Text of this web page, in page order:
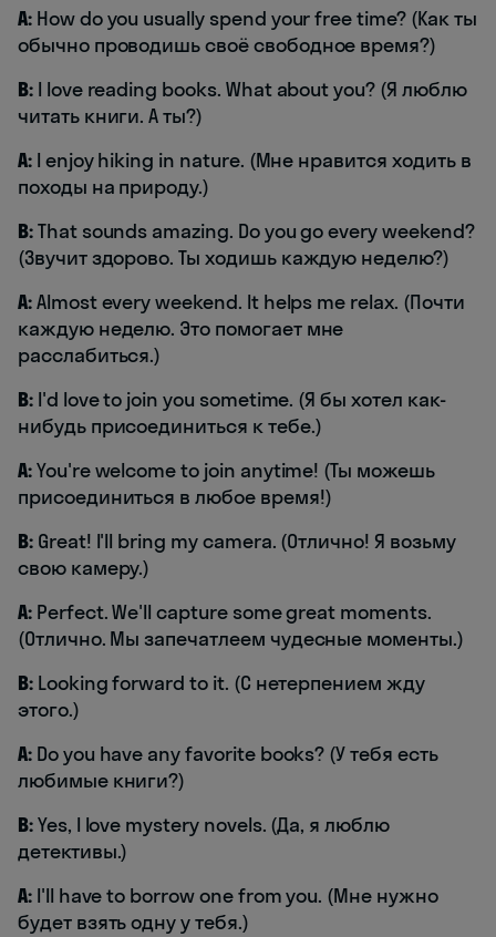
A:How do you usually spend your free time? (Как ты
обычно проводишь своё свободное время?)
B:I love reading books. What about you? (Я люблю
читать книги. А ты?)
A:I enjoy hiking in nature. (Мне нравится ходить в
походы на природу.)
B:That sounds amazing. Do you go every weekend?
(Звучит здорово. Ты ходишь каждую неделю?)
A:Almost every weekend. It helps me relax. (Почти
каждую неделю. Это помогает мне
расслабиться.)
B:I'd love to join you sometime. (Я бы хотел как-
нибудь присоединиться к тебе.)
A:You're welcome to join anytime! (Ты можешь
присоединиться в любое время!)
B:Great! I'll bring my camera. (Отлично! Я возьму
свою камеру.)
A:Perfect. We'll capture some great moments.
(Отлично. Мы запечатлеем чудесные моменты.)
B:Looking forward to it. (С нетерпением жду
этого.)
A:Do you have any favorite books? (У тебя есть
любимые книги?)
B:Yes, I love mystery novels. (Да, я люблю
детективы.)
A:I'll have to borrow one from you. (Мне нужно
будет взять одну у тебя.)